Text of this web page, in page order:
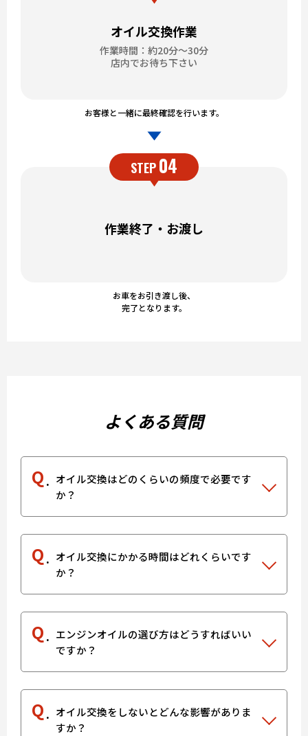
オイル交換作業
作業時間：約20分～30分
店内でお待ち下さい
お客様と一緒に最終確認を行います。
STEP04
作業終了・お渡し
お車をお引き渡し後、
完了となります。
よくある質問
Q
オイル交換はどのくらいの頻度で必要です
か？
Q
オイル交換にかかる時間はどれくらいです
か？
Q
エンジンオイルの選び方はどうすればいい
ですか？
Q
オイル交換をしないとどんな影響がありま
すか？